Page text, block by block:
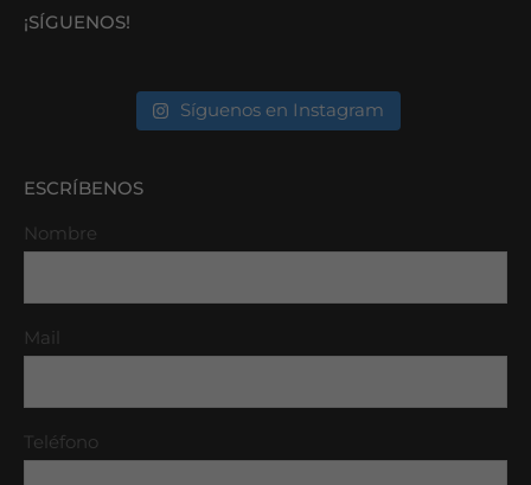
¡SÍGUENOS!
Síguenos en Instagram
ESCRÍBENOS
Nombre
Mail
Teléfono